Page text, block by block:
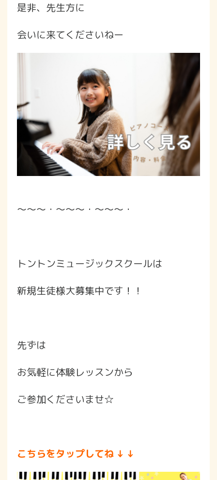
是非、先生方に
会いに来てくださいねー
～～～・～～～・～～～・
トントンミュージックスクールは
新規生徒様大募集中です！！
先ずは
お気軽に体験レッスンから
ご参加くださいませ☆
こちらをタップしてね ↓ ↓